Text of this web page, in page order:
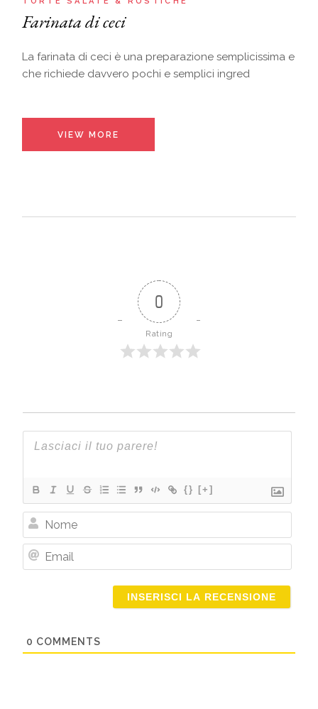
Farinata di ceci
La farinata di ceci è una preparazione semplicissima e
che richiede davvero pochi e semplici ingred
VIEW MORE
0
Rating
{} [+]
Nome
0 COMMENTS